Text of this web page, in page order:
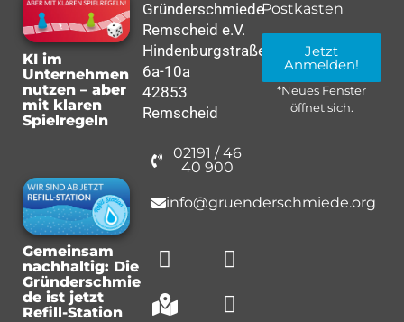
KI im
Unternehmen
nutzen – aber
mit klaren
Spielregeln
Gemeinsam
nachhaltig: Die
Gründerschmie
de ist jetzt
Refill-Station
Gründerschmiede
Remscheid e.V.
Hindenburgstraße
6a-10a
42853
Remscheid
02191 / 46
40 900
info@gruenderschmiede.org
Postkasten
Jetzt
Anmelden!
*Neues Fenster
öffnet sich.